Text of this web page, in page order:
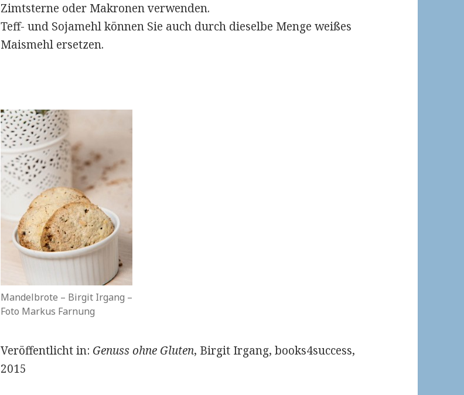
Zimtsterne oder Makronen verwenden.
Teff- und Sojamehl können Sie auch durch dieselbe Menge weißes
Maismehl ersetzen.
Mandelbrote – Birgit Irgang –
Foto Markus Farnung
Veröffentlicht in: Genuss ohne Gluten, Birgit Irgang, books4success,
2015